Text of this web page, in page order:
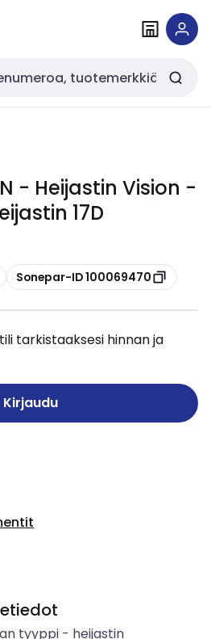
- Heijastin Vision -
17D
Kopioi
Sonepar-ID 100069470
tarkistaaksesi hinnan ja
Kirjaudu
tyyppi- heijastin